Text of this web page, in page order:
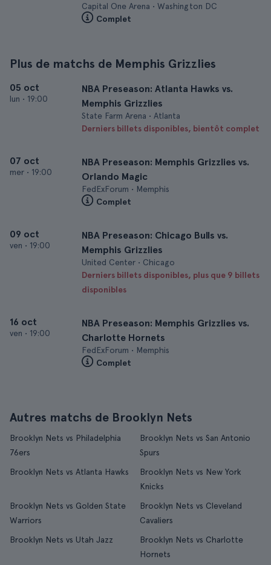
Capital One Arena • Washington DC
Complet
Plus de matchs de Memphis Grizzlies
05 oct
lun • 19:00
NBA Preseason: Atlanta Hawks vs.
Memphis Grizzlies
State Farm Arena • Atlanta
Derniers billets disponibles, bientôt complet
07 oct
mer • 19:00
NBA Preseason: Memphis Grizzlies vs.
Orlando Magic
FedExForum • Memphis
Complet
09 oct
ven • 19:00
NBA Preseason: Chicago Bulls vs.
Memphis Grizzlies
United Center • Chicago
Derniers billets disponibles, plus que 9 billets
disponibles
16 oct
ven • 19:00
NBA Preseason: Memphis Grizzlies vs.
Charlotte Hornets
FedExForum • Memphis
Complet
Autres matchs de Brooklyn Nets
Brooklyn Nets vs Philadelphia
76ers
Brooklyn Nets vs San Antonio
Spurs
Brooklyn Nets vs Atlanta Hawks
Brooklyn Nets vs New York
Knicks
Brooklyn Nets vs Golden State
Warriors
Brooklyn Nets vs Cleveland
Cavaliers
Brooklyn Nets vs Utah Jazz
Brooklyn Nets vs Charlotte
Hornets